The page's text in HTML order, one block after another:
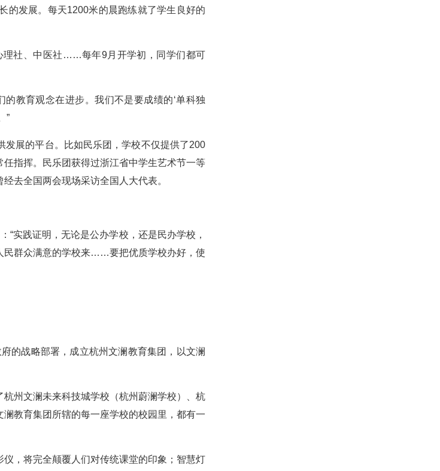
的发展。每天1200米的晨跑练就了学生良好的
理社、中医社……每年9月开学初，同学们都可
教育观念在进步。我们不是要成绩的‘单科独
”
展的平台。比如民乐团，学校不仅提供了200
指挥。民乐团获得过浙江省中学生艺术节一等
去全国两会现场采访全国人大代表。
实践证明，无论是公办学校，还是民办学校，
民群众满意的学校来……要把优质学校办好，使
的战略部署，成立杭州文澜教育集团，以文澜
州文澜未来科技城学校（杭州蔚澜学校）、杭
教育集团所辖的每一座学校的校园里，都有一
，将完全颠覆人们对传统课堂的印象；智慧灯